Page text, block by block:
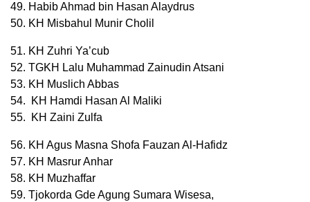
49. Habib Ahmad bin Hasan Alaydrus
50. KH Misbahul Munir Cholil
51. KH Zuhri Ya’cub
52. TGKH Lalu Muhammad Zainudin Atsani
53. KH Muslich Abbas
54. KH Hamdi Hasan Al Maliki
55. KH Zaini Zulfa
56. KH Agus Masna Shofa Fauzan Al-Hafidz
57. KH Masrur Anhar
58. KH Muzhaffar
59. Tjokorda Gde Agung Sumara Wisesa,